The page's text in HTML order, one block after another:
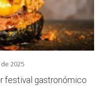
2025
festival gastronómico